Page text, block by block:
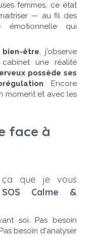
femmes, ce état
— au fil des
émotionnelle qui
être, j'observe
une réalité
possède ses
. Encore
moment et avec les
face à
ça que je vous
Calme &
soi. Pas besoin
besoin d'analyser